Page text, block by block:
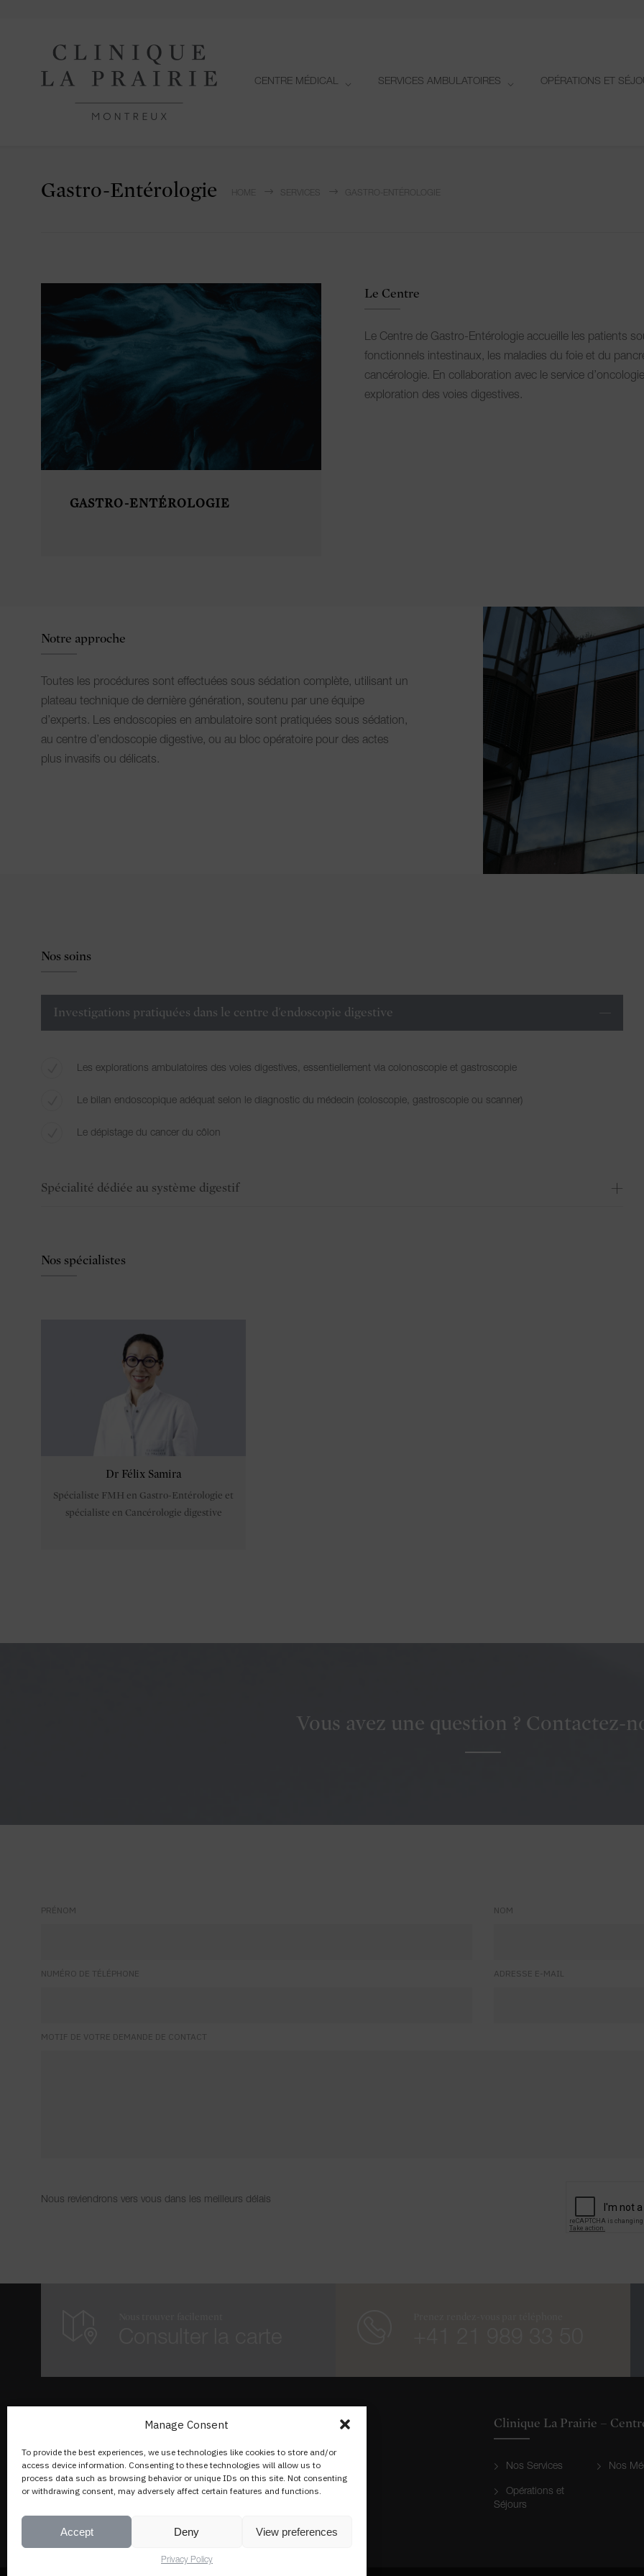
Manage Consent
To provide the best experiences, we use technologies like cookies to store and/or
access device information. Consenting to these technologies will allow us to
process data such as browsing behavior or unique IDs on this site. Not consenting
or withdrawing consent, may adversely affect certain features and functions.
Accept Deny View preferences
Privacy Policy
CENTRE MÉDICAL SERVICES AMBULATOIRES OPÉRATIONS ET
Gastro-Entérologie SERVICES GASTRO-ENTÉROLOGIE
GASTRO-ENTÉROLOGIE
Le Centre
Le Centre de Gastro-Entérologie accueille les patients
fonctionnels intestinaux, les maladies du foie et du
cancérologie. En collaboration avec le service
exploration des voies digestives.
Notre approche
Toutes les procédures sont effectuées sous sédation complète, utilisant un
plateau technique de dernière génération, soutenu par une équipe
d’experts. Les endoscopies en ambulatoire sont pratiquées sous sédation,
au centre d’endoscopie digestive, ou au bloc opératoire pour des actes
plus invasifs ou délicats.
Nos soins
Investigations pratiquées dans le centre d'endoscopie digestive
Les explorations ambulatoires des voies digestives, essentiellement via colonoscopie et gastroscopie
Le bilan endoscopique adéquat selon le diagnostic du médecin (coloscopie, gastroscopie ou scanner)
Le dépistage du cancer du côlon
Spécialité dédiée au système digestif
Nos spécialistes
Dr Félix Samira
Spécialiste FMH en Gastro-Entérologie et
spécialiste en Cancérologie digestive
Vous avez une question ? Contactez-
PRÉNOM
NUMÉRO DE TÉLÉPHONE
NOM
ADRESSE E-MAIL
MOTIF DE VOTRE DEMANDE DE CONTACT
Nous reviendrons vers vous dans les meilleurs délais
Rue du Lac 142,1815 Clarens
+41 21 989 33 50
Clinique La Prairie –
Nos Services Nos
Opérations et
Séjours